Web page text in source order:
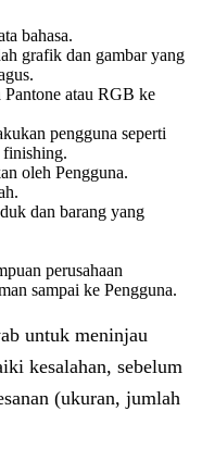
bahasa.
grafik dan gambar yang
atau RGB ke
pengguna seperti
finishing.
oleh Pengguna.
dan barang yang
perusahaan
sampai ke Pengguna.
untuk meninjau
kesalahan, sebelum
(ukuran, jumlah